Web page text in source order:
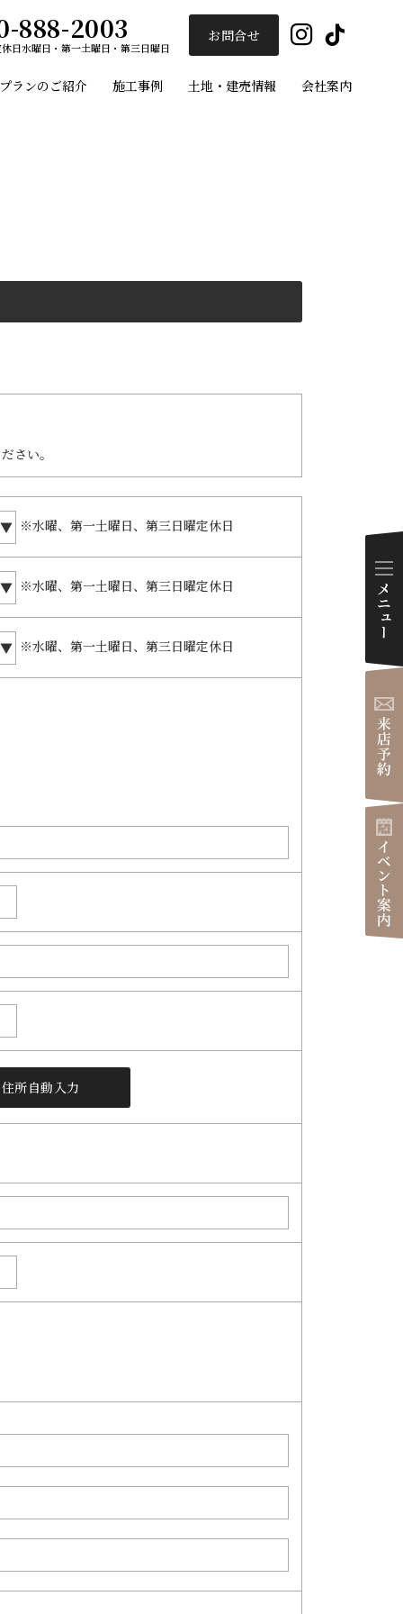
さい。
※水曜、第一土曜日、第三日曜定休日
※水曜、第一土曜日、第三日曜定休日
※水曜、第一土曜日、第三日曜定休日
ランのご紹介 施工事例 土地・建売情報 会社案内
888-2003
日水曜日・第一土曜日・第三日曜日
お問合せ